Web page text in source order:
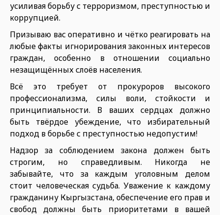
усиливая борьбу с терроризмом, преступностью и
коррупцией.
Призываю вас оперативно и чётко реагировать на
любые факты игнорирования законных интересов
граждан, особенно в отношении социально
незащищённых слоёв населения.
Всё это требует от прокуроров высокого
профессионализма, силы воли, стойкости и
принципиальности. В ваших сердцах должно
быть твёрдое убеждение, что избирательный
подход в борьбе с преступностью недопустим!
Надзор за соблюдением закона должен быть
строгим, но справедливым. Никогда не
забывайте, что за каждым уголовным делом
стоит человеческая судьба. Уважение к каждому
гражданину Кыргызстана, обеспечение его прав и
свобод должны быть приоритетами в вашей